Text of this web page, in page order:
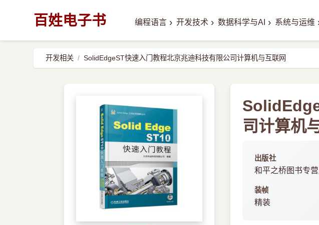
百姓电子书 编程语言 › 开发技术 › 数据科学与AI › 系统与运维
开发相关 SolidEdgeST快速入门教程北京兆迪科技有限公司计算机与互联网
司计算机
出版社
和平之桥图书专
装帧
精装